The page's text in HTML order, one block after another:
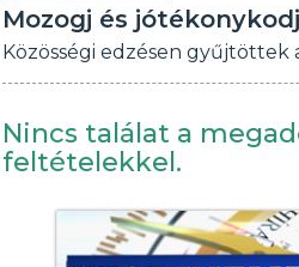
Mozogj és
Közösségi edzésen gyűjtöttek
Nincs találat a
feltételekkel.